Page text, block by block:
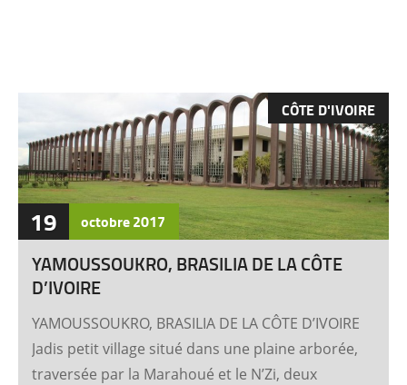
CÔTE D'IVOIRE
19 octobre2017
YAMOUSSOUKRO, BRASILIA DE LA CÔTE
D’IVOIRE
YAMOUSSOUKRO, BRASILIA DE LA CÔTE D’IVOIRE
Jadis petit village situé dans une plaine arborée,
traversée par la Marahoué et le N’Zi, deux